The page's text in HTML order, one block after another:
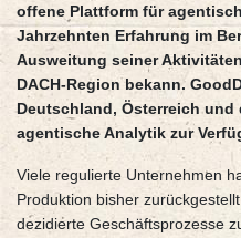
offene Plattform für
Jahrzehnten Erfahrung im
Ausweitung seiner
DACH-Region bekann.
Deutschland, Österreich
agentische Analytik zur
Viele regulierte Unternehmen
Produktion bisher
dezidierte Geschäftsprozesse